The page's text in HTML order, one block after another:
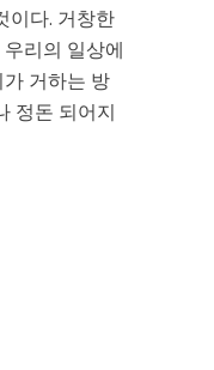
이다. 거창한
리의 일상에
거하는 방
정돈 되어지